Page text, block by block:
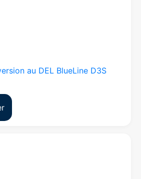
au DEL BlueLine D3S